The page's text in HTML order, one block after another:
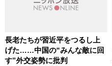
長老たちが習近平をつるし上
げた……中国の“みんな敵に回
す”外交姿勢に批判